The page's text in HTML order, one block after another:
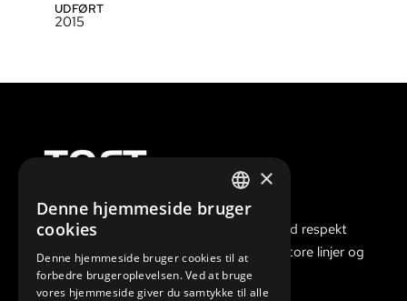
UDFØRT
2015
Vi er gode til at gennemføre arbejdet med respekt
for håndværket, og har øje for både de store linjer og
detaljerne.
DANISH
×
Denne hjemmeside bruger
cookies
Denne hjemmeside bruger cookies til at
forbedre brugeroplevelsen. Ved at bruge
vores hjemmeside giver du samtykke til alle